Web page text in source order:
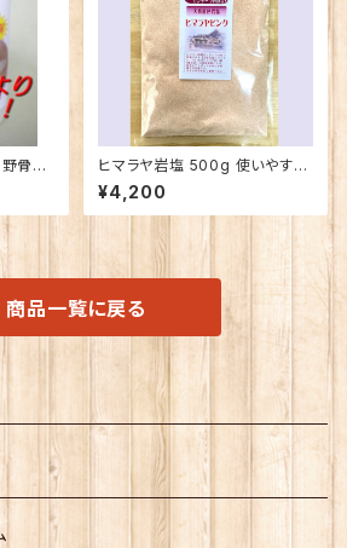
骨太
カル
ヒマラヤ岩塩 500g 使いやすい
粉末タイプ 5パックセット送料無
料
¥4,200
商品一覧に戻る